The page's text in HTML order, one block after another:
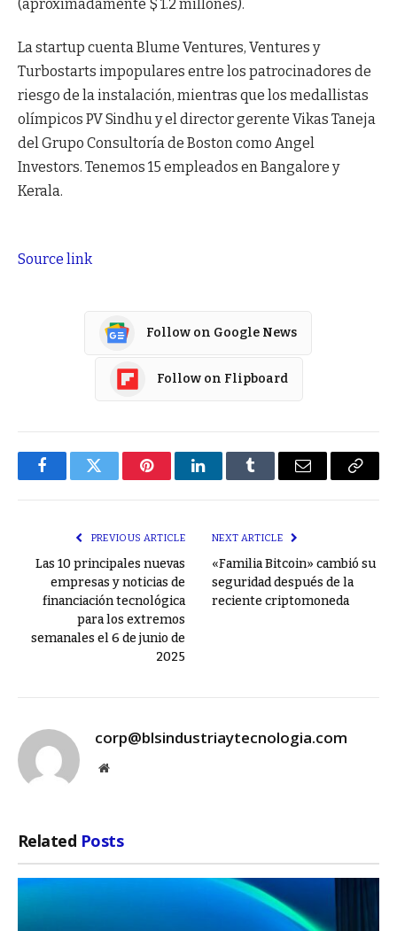
(aproximadamente $ 1.2 millones).
La startup cuenta Blume Ventures, Ventures y
Turbostarts impopulares entre los patrocinadores de
riesgo de la instalación, mientras que los medallistas
olímpicos PV Sindhu y el director gerente Vikas Taneja
del Grupo Consultoría de Boston como Angel
Investors. Tenemos 15 empleados en Bangalore y
Kerala.
Source link
Follow on Google News
Follow on Flipboard
FacebookTwitter PinterestLinkedInTumblr Email
Copy
PREVIOUS ARTICLE
Las 10 principales nuevas
empresas y noticias de
financiación tecnológica
para los extremos
semanales el 6 de junio de
2025
NEXT ARTICLE
«Familia Bitcoin» cambió su
seguridad después de la
reciente criptomoneda
corp@blsindustriaytecnologia.com
Website
Related Posts